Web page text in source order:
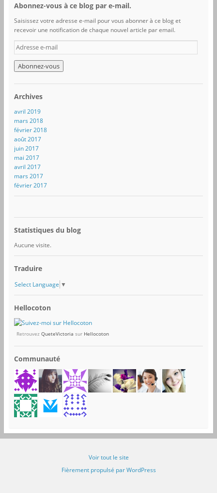
Abonnez-vous à ce blog par e-mail.
Saisissez votre adresse e-mail pour vous abonner à ce blog et
recevoir une notification de chaque nouvel article par email.
A
d
r
e
s
e
e
-
m
a
i
l
Archives
avril 2019
mars 2018
février 2018
août 2017
juin 2017
mai 2017
avril 2017
mars 2017
février 2017
Statistiques du blog
Aucune visite.
Traduire
Select Language ▼
Hellocoton
Retrouvez QueteVictoria sur Hellocoton
Communauté
Voir tout le site
Fièrement propulsé par WordPress